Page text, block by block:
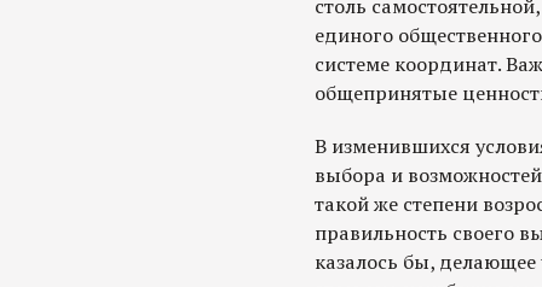
столь
единого
системе координат.
общепринятые
В изменившихся
выбора и
такой же степени
правильность своего
казалось бы,